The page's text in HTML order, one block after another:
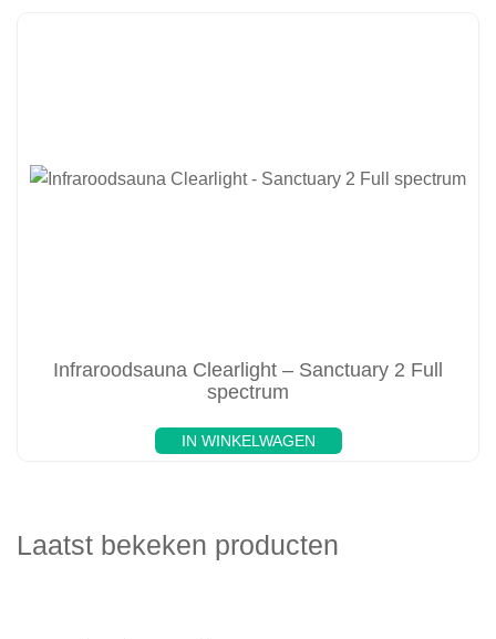
Infraroodsauna Clearlight – Sanctuary 2 Full
spectrum
IN WINKELWAGEN
Laatst bekeken producten